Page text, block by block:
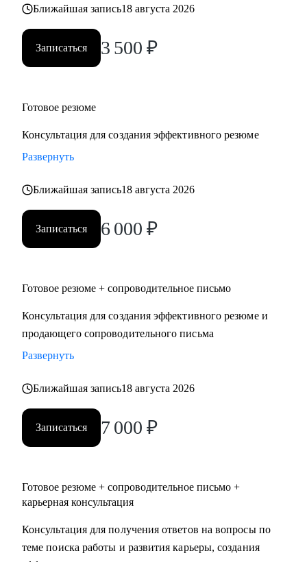
бухгалтерия, юридическая поддержка, строительство,
закупки
• молодым специалистам и соискателям 50+ : карьера после
завершение ВУЗа и смена деятельности
ситуацию
Уверена, что у всех кандидатов есть уникальный опыт и
сильные стороны, главное найти их и научиться правильно
Ближайшая запись18 августа 2026
Записаться 3 500 ₽
Готовое резюме
Консультация для создания эффективного резюме
Развернуть
Ближайшая запись18 августа 2026
Записаться 6 000 ₽
Готовое резюме + сопроводительное письмо
Консультация для создания эффективного резюме и
продающего сопроводительного письма
Развернуть
Ближайшая запись18 августа 2026
Записаться 7 000 ₽
Готовое резюме + сопроводительное письмо +
карьерная консультация
Консультация для получения ответов на вопросы по
теме поиска работы и развития карьеры, создания